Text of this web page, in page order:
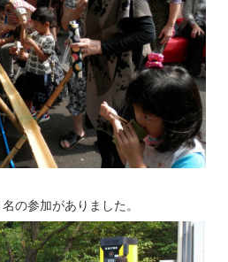
の参加がありました。